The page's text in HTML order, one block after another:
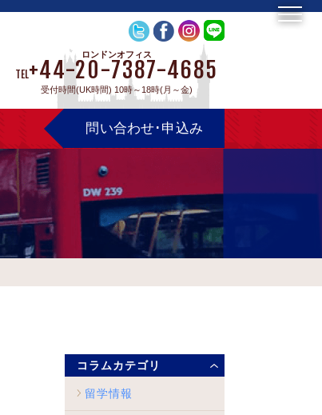
ロンドンオフィス
TEL+44-20-7387-4685
受付時間(UK時間) 10時～18時(月～金)
問い合わせ･申込み
コラムカテゴリ
留学情報